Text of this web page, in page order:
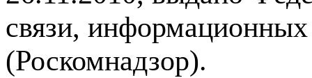
связи,
(Роскомнадзор).